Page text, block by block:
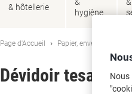
& hôtellerie
hygiène
Page d'Accueil Papier, enveloppes &
Dévidoir tesa 12Nous